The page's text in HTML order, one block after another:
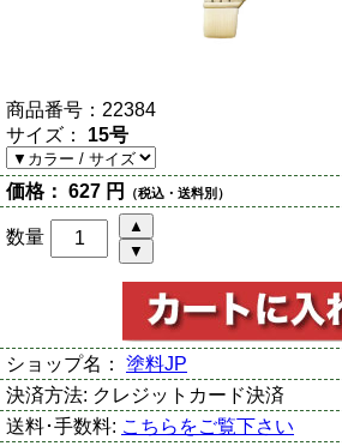
商品番号： 22384
サイズ： 15号
価格： 627 円 （税込・送料別）
数量
ショップ名： 塗料JP
決済方法: クレジットカード決済
送料･手数料: こちらをご覧下さい